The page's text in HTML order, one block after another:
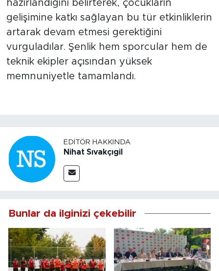
hazırlandığını belirterek, çocukların
gelişimine katkı sağlayan bu tür etkinliklerin
artarak devam etmesi gerektiğini
vurguladılar. Şenlik hem sporcular hem de
teknik ekipler açısından yüksek
memnuniyetle tamamlandı.
EDITÖR HAKKINDA
Nihat Sıvakçıgil
Bunlar da ilginizi çekebilir